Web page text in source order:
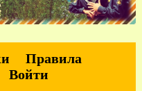
Правила
Войти